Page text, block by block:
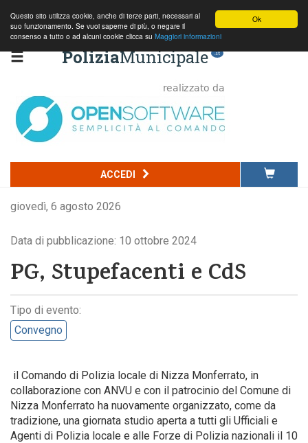
Ok
Questo sito utilizza cookie, anche di terze parti, necessari al
suo funzionamento. Se vuoi saperne di più, o negare il
consenso a tutto o ad alcuni cookie clicca su Maggiori informazioni
PoliziaMunicipale .it
ACCEDI
giovedì, 6 agosto 2026
Data di pubblicazione: 10 ottobre 2024
PG, Stupefacenti e CdS
Tipo di evento:
Convegno
il Comando di Polizia locale di Nizza Monferrato, in
collaborazione con ANVU e con il patrocinio del Comune di
Nizza Monferrato ha nuovamente organizzato, come da
tradizione, una giornata studio aperta a tutti gli Ufficiali e
Agenti di Polizia locale e alle Forze di Polizia nazionali il 10